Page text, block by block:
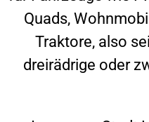
Quads,
Traktore, also
dreirädrige oder